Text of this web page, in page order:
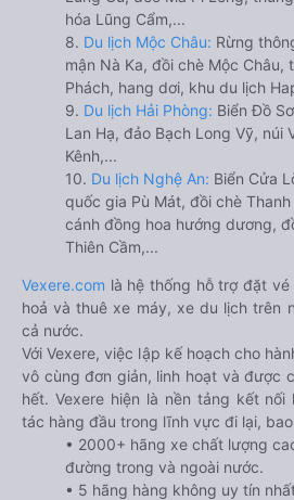
hóa Lũng Cẩm,...
8. Du lịch Mộc Châu: Rừng
mận Nà Ka, đồi chè Mộc Châu,
Phách, hang dơi, khu du lịch
9. Du lịch Hải Phòng: Biển Đồ
Lan Hạ, đảo Bạch Long Vỹ, núi
Kênh,...
10. Du lịch Nghệ An: Biển Cửa
quốc gia Pù Mát, đồi chè
cánh đồng hoa hướng dương,
Thiên Cầm,...
Vexere.com là hệ thống hỗ trợ đặt
hoả và thuê xe máy, xe du lịch trên
cả nước.
Với Vexere, việc lập kế hoạch cho
vô cùng đơn giản, linh hoạt và được
hết. Vexere hiện là nền tảng kết
tác hàng đầu trong lĩnh vực đi lại,
• 2000+ hãng xe chất lượng
đường trong và ngoài nước.
• 5 hãng hàng không uy tín